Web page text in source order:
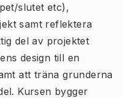
slutet etc),
samt reflektera
del av projektet
design till en
att träna grunderna
Kursen bygger